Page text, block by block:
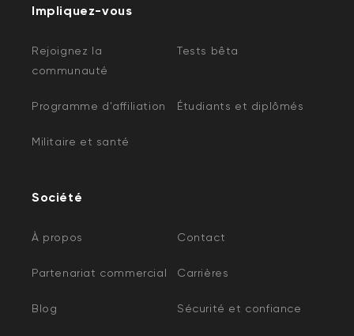
080 minutes (168 heures) de vidéo SD (3) et
Apprendre encore plus
Impliquez-vous
Rejoignez la
communauté
Tests bêta
Programme d'affiliation Étudiants et diplômés
Militaire et santé
Société
À propos Contact
Partenariat commercial Carrières
Blog Sécurité et confiance